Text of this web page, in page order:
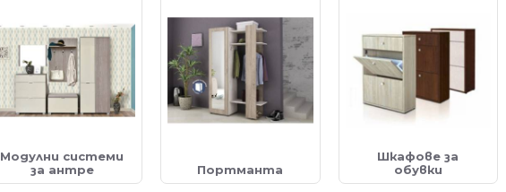
Модулни системи
за антре
Портманта
Шкафове за
обувки